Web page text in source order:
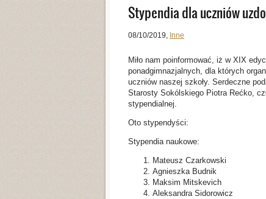
Stypendia dla uczniów
08/10/2019, Inne
Miło nam poinformować, iż w XIX
ponadgimnazjalnych, dla których
uczniów naszej szkoły. Serdeczne
Starosty Sokólskiego Piotra Rećko,
stypendialnej.
Oto stypendyści:
Stypendia naukowe:
Mateusz Czarkowski
Agnieszka Budnik
Maksim Mitskevich
Aleksandra Sidorowicz